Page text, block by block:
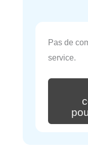
Pas de
service.